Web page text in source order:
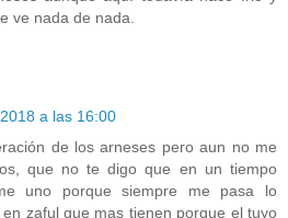
ve nada de nada.
a las 16:00
de los arneses pero aun no me
que no te digo que en un tiempo
uno porque siempre me pasa lo
zaful que mas tienen porque el tuyo